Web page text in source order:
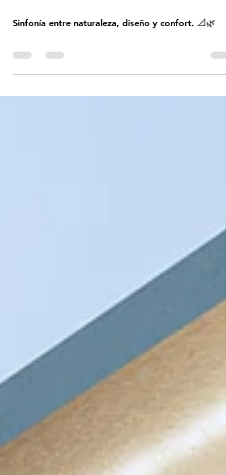
Sinfonía entre naturaleza, diseño y confort. 📐🌿